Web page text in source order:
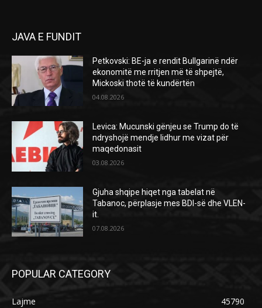
JAVA E FUNDIT
Petkovski: BE-ja e rendit Bullgarinë ndër
ekonomitë me rritjen më të shpejtë,
Mickoski thotë të kundërtën
04.08.2026
Levica: Mucunski gënjeu se Trump do të
ndryshojë mendje lidhur me vizat për
maqedonasit
03.08.2026
Gjuha shqipe hiqet nga tabelat në
Tabanoc, përplasje mes BDI-së dhe VLEN-
it.
07.08.2026
POPULAR CATEGORY
Lajme
45790